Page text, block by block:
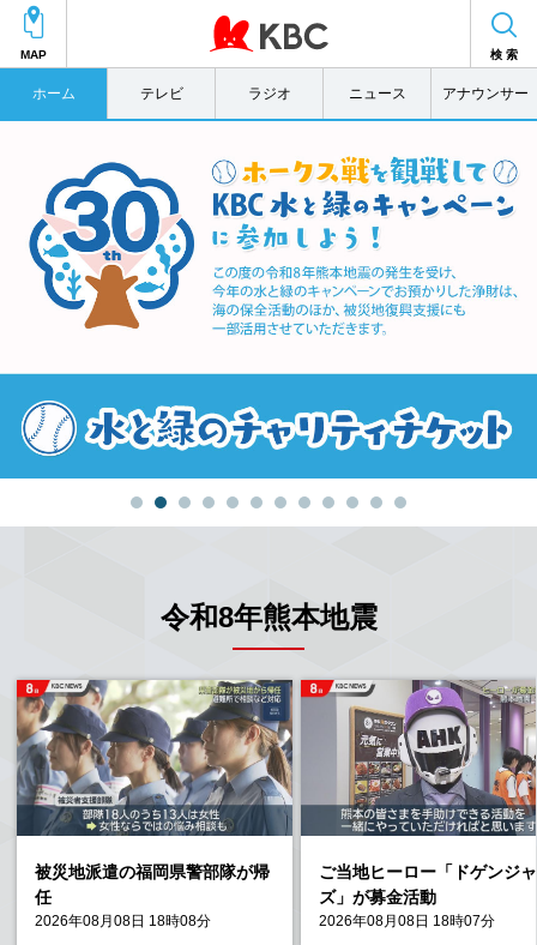
MAP 検 索
ホーム テレビ ラジオ ニュース アナウンサー
令和8年熊本地震
被災地派遣の福岡県警部隊が帰
任
2026年08月08日 18時08分
ご当地ヒーロー「ドゲンジ
ズ」が募金活動
2026年08月08日 18時07分